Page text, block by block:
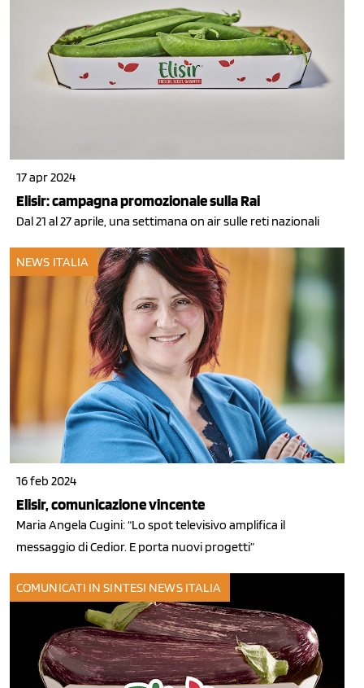
17 apr 2024
Elisir: campagna promozionale sulla Rai
Dal 21 al 27 aprile, una settimana on air sulle reti nazionali
NEWS ITALIA
16 feb 2024
Elisir, comunicazione vincente
Maria Angela Cugini: “Lo spot televisivo amplifica il
messaggio di Cedior. E porta nuovi progetti”
COMUNICATI IN SINTESI NEWS ITALIA